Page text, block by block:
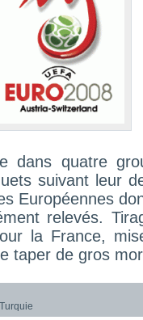
dans quatre
suivant leur
Européennes
relevés.
la France,
taper de gros